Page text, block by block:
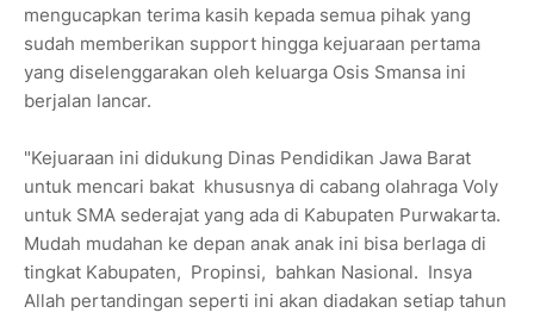
mengucapkan terima kasih kepada semua pihak yang
sudah memberikan support hingga kejuaraan pertama
yang diselenggarakan oleh keluarga Osis Smansa ini
berjalan lancar.
"Kejuaraan ini didukung Dinas Pendidikan Jawa Barat
untuk mencari bakat khususnya di cabang olahraga Voly
untuk SMA sederajat yang ada di Kabupaten Purwakarta.
Mudah mudahan ke depan anak anak ini bisa berlaga di
tingkat Kabupaten, Propinsi, bahkan Nasional. Insya
Allah pertandingan seperti ini akan diadakan setiap tahun